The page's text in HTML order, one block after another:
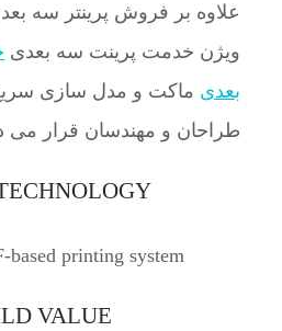
علاوه بر فروش پرینتر سه
ویژن خدمت پرینت سه بعدی
بعدی ماکت و مدل سازی سریع
طراحان و مهندسان قرار می
based printing system
VALUE